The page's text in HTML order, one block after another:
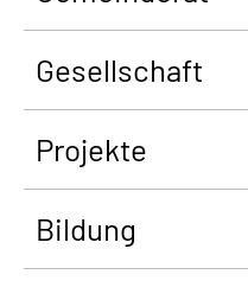
Gesellschaft
Projekte
Bildung